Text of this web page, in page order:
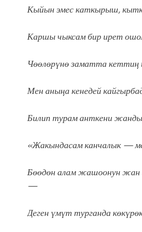
Кыйын эмес каткырыш,
Каршы чыксам бир ирет
Чөөлөрүнө заматта
Мен аныңа кенедей
Билип турам анткени
«Жакындасам канчалык —
Бөөдөн алам жашоонун
—
Деген үмүт турганда